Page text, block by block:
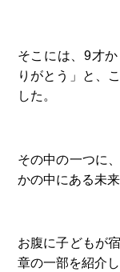
そこには、9才
りがとう」と、
した。
その中の一つに
かの中にある未
お腹に子どもが
章の一部を紹介し